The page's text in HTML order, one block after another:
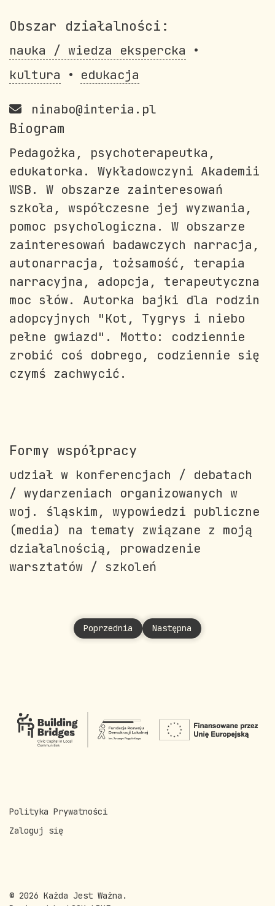
Obszar działalności:
nauka / wiedza ekspercka
kultura
edukacja
ninabo@interia.pl
Biogram
Pedagożka, psychoterapeutka,
edukatorka. Wykładowczyni Akademii
WSB. W obszarze zainteresowań
szkoła, współczesne jej wyzwania,
pomoc psychologiczna. W obszarze
zainteresowań badawczych narracja,
autonarracja, tożsamość, terapia
narracyjna, adopcja, terapeutyczna
moc słów. Autorka bajki dla rodzin
adopcyjnych "Kot, Tygrys i niebo
pełne gwiazd". Motto: codziennie
zrobić coś dobrego, codziennie się
czymś zachwycić.
Formy współpracy
udział w konferencjach / debatach
/ wydarzeniach organizowanych w
woj. śląskim, wypowiedzi publiczne
(media) na tematy związane z moją
działalnością, prowadzenie
warsztatów / szkoleń
Poprzednia strona: Muszyńska Agata
Poprzednia Następna strona: Nandzik
Następna
Polityka Prywatności
Zaloguj się
© 2026 Każda Jest Ważna.